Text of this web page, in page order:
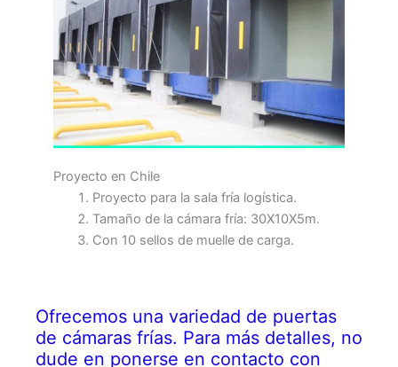
Proyecto en Chile
Proyecto para la sala fría logística.
Tamaño de la cámara fría: 30X10X5m.
Con 10 sellos de muelle de carga.
Ofrecemos una variedad de puertas
de cámaras frías. Para más detalles, no
dude en ponerse en contacto con